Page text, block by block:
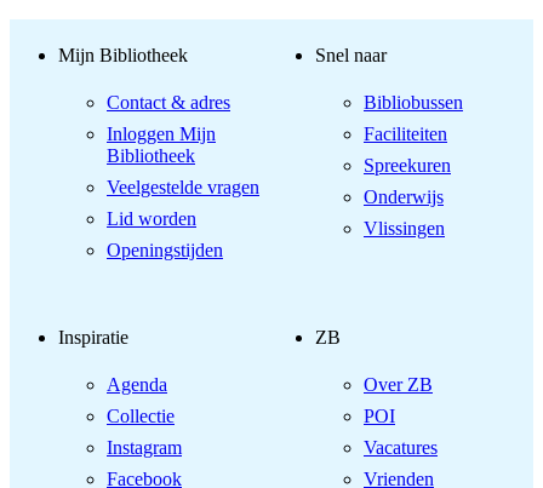
Mijn Bibliotheek
Contact & adres
Inloggen Mijn
Bibliotheek
Veelgestelde vragen
Lid worden
Openingstijden
Snel naar
Bibliobussen
Faciliteiten
Spreekuren
Onderwijs
Vlissingen
Inspiratie
Agenda
Collectie
Instagram
Facebook
ZB
Over ZB
POI
Vacatures
Vrienden